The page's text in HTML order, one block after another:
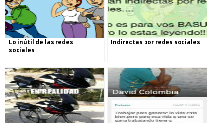
Lo inútil de las redes
sociales
Indirectas por redes sociales